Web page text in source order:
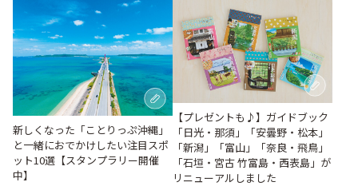
新しくなった「ことりっぷ沖縄」
と一緒におでかけしたい注目スポ
ット10選【スタンプラリー開催
中】
【プレゼントも♪】ガイドブック
「日光・那須」「安曇野・松本」
「新潟」「富山」「奈良・飛鳥」
「石垣・宮古 竹富島・西表島」が
リニューアルしました